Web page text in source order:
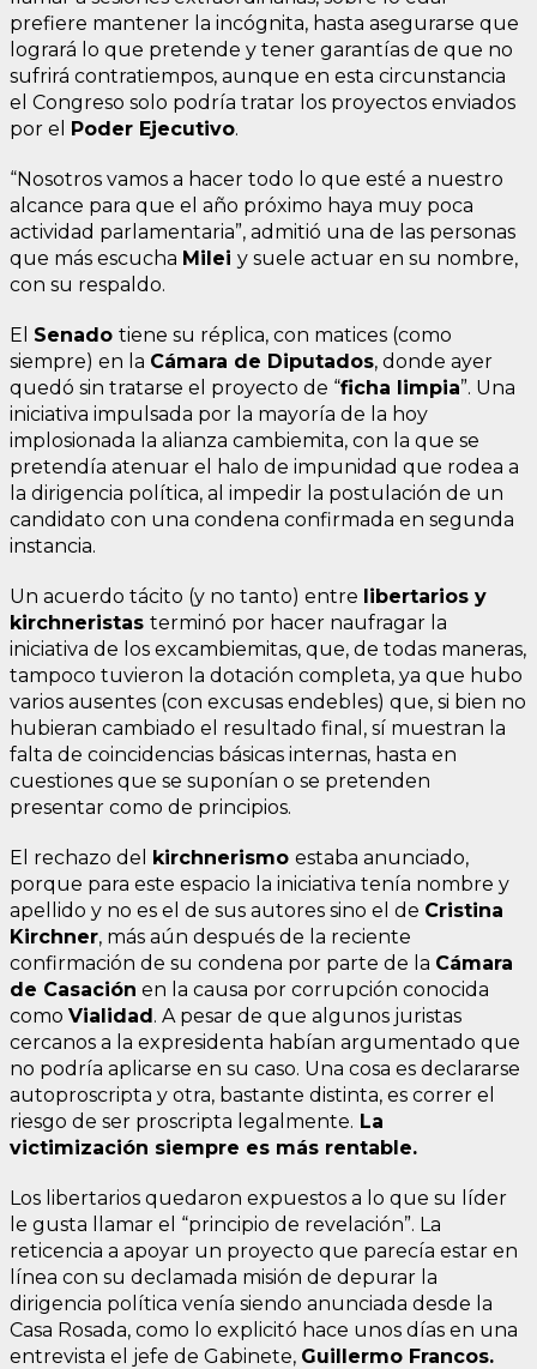
prefiere mantener la incógnita, hasta asegurarse que
logrará lo que pretende y tener garantías de que no
sufrirá contratiempos, aunque en esta circunstancia
el Congreso solo podría tratar los proyectos enviados
por el Poder Ejecutivo.
“Nosotros vamos a hacer todo lo que esté a nuestro
alcance para que el año próximo haya muy poca
actividad parlamentaria”, admitió una de las personas
que más escucha Milei y suele actuar en su nombre,
con su respaldo.
El Senado tiene su réplica, con matices (como
siempre) en la Cámara de Diputados, donde ayer
quedó sin tratarse el proyecto de “ficha limpia”. Una
iniciativa impulsada por la mayoría de la hoy
implosionada la alianza cambiemita, con la que se
pretendía atenuar el halo de impunidad que rodea a
la dirigencia política, al impedir la postulación de un
candidato con una condena confirmada en segunda
instancia.
Un acuerdo tácito (y no tanto) entre libertarios y
kirchneristas terminó por hacer naufragar la
iniciativa de los excambiemitas, que, de todas maneras,
tampoco tuvieron la dotación completa, ya que hubo
varios ausentes (con excusas endebles) que, si bien no
hubieran cambiado el resultado final, sí muestran la
falta de coincidencias básicas internas, hasta en
cuestiones que se suponían o se pretenden
presentar como de principios.
El rechazo del kirchnerismo estaba anunciado,
porque para este espacio la iniciativa tenía nombre y
apellido y no es el de sus autores sino el de Cristina
Kirchner, más aún después de la reciente
confirmación de su condena por parte de la Cámara
de Casación en la causa por corrupción conocida
como Vialidad. A pesar de que algunos juristas
cercanos a la expresidenta habían argumentado que
no podría aplicarse en su caso. Una cosa es declararse
autoproscripta y otra, bastante distinta, es correr el
riesgo de ser proscripta legalmente. La
victimización siempre es más rentable.
Los libertarios quedaron expuestos a lo que su líder
le gusta llamar el “principio de revelación”. La
reticencia a apoyar un proyecto que parecía estar en
línea con su declamada misión de depurar la
dirigencia política venía siendo anunciada desde la
Casa Rosada, como lo explicitó hace unos días en una
entrevista el jefe de Gabinete, Guillermo Francos.